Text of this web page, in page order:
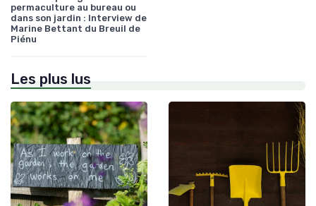
permaculture au bureau ou
dans son jardin : Interview de
Marine Bettant du Breuil de
Piénu
Les plus lus